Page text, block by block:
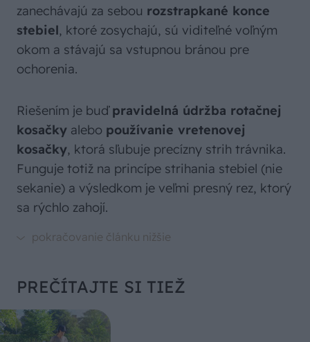
zanechávajú za sebou rozstrapkané konce
stebiel, ktoré zosychajú, sú viditeľné voľným
okom a stávajú sa vstupnou bránou pre
ochorenia.
Riešením je buďpravidelná údržba rotačnej
kosačky alebo používanie vretenovej
kosačky, ktorá sľubuje precízny strih trávnika.
Funguje totiž na princípe strihania stebiel (nie
sekanie) a výsledkom je veľmi presný rez, ktorý
sa rýchlo zahojí.
PREČÍTAJTE SI TIEŽ